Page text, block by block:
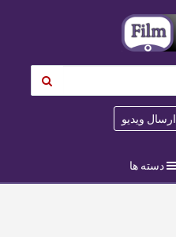
ارسال ویدیو
دسته ها